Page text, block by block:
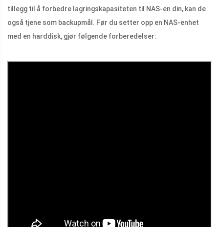
tillegg til å forbedre lagringskapasiteten til NAS-en din, kan de
også tjene som backupmål. Før du setter opp en NAS-enhet
med en harddisk, gjør følgende forberedelser: